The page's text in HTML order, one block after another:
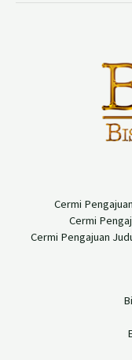
Cermi
Cermi
Cermi Pengajuan